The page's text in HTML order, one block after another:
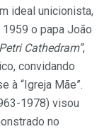
ideal unicionista,
o papa João
Cathedram”,
convidando
à “Igreja Mãe”.
1978) visou
no